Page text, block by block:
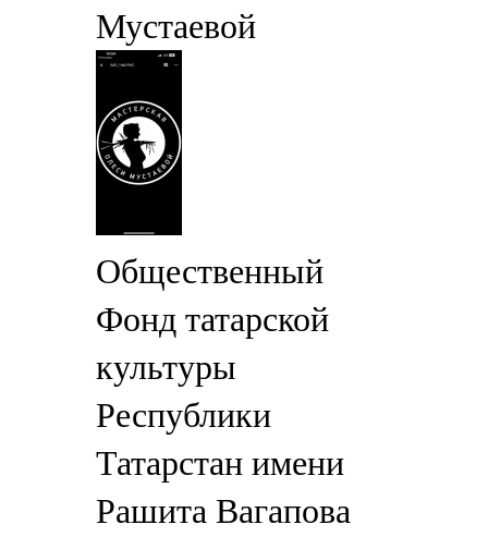
Мустаевой
Общественный
Фонд татарской
культуры
Республики
Татарстан имени
Рашита Вагапова